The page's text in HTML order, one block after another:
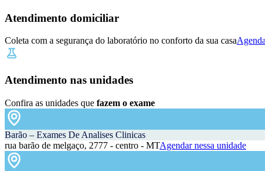
Atendimento domiciliar
Coleta com a segurança do laboratório no conforto da sua casa
Atendimento nas unidades
Confira as unidades que fazem o exame
Barão – Exames De Analises Clinicas
rua barão de melgaço, 2777 - centro - MTAgendar nessa unidade